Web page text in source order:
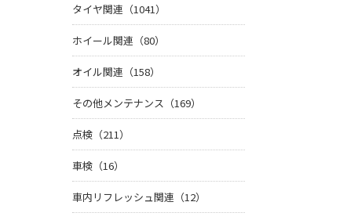
タイヤ関連（1041）
ホイール関連（80）
オイル関連（158）
その他メンテナンス（169）
点検（211）
車検（16）
車内リフレッシュ関連（12）